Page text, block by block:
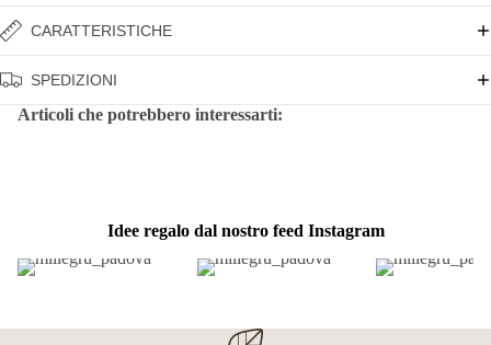
CARATTERISTICHE
SPEDIZIONI
Articoli che potrebbero interessarti:
Idee regalo dal nostro feed Instagram